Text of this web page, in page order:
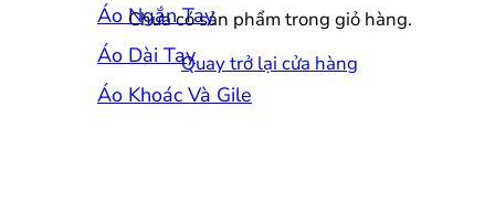
Chưa có sản phẩm trong giỏ hàng.
Quay trở lại cửa hàng
Áo Ngắn Tay
Áo Dài Tay
Áo Khoác Và Gile